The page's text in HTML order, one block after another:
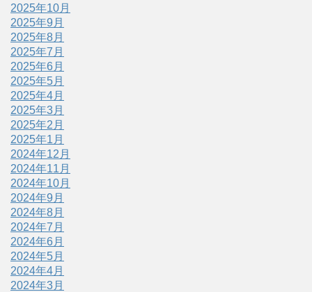
2025年10月
2025年9月
2025年8月
2025年7月
2025年6月
2025年5月
2025年4月
2025年3月
2025年2月
2025年1月
2024年12月
2024年11月
2024年10月
2024年9月
2024年8月
2024年7月
2024年6月
2024年5月
2024年4月
2024年3月